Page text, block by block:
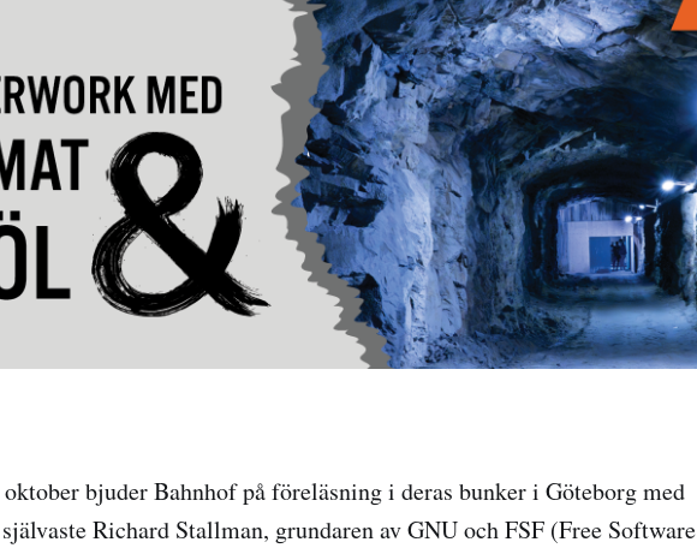
oktober bjuder Bahnhof på föreläsning i deras bunker i Göteborg med
Richard Stallman, grundaren av GNU och FSF (Free Software